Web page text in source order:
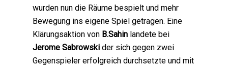
wurden nun die Räume bespielt und mehr
Bewegung ins eigene Spiel getragen. Eine
Klärungsaktion von B.Sahin landete bei
Jerome Sabrowski der sich gegen zwei
Gegenspieler erfolgreich durchsetzte und mit